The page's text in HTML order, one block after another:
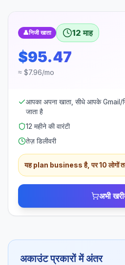
👤निजी खाता 12 माह
$95.47
≈ $7.96/mo
आपका अपना खाता, सीधे आपके Gmail/
जाता है
12 महीने की वारंटी
तेज़ डिलीवरी
यह plan business है, पर 10 लोगों
अभी
अकाउंट प्रकारों में अंतर